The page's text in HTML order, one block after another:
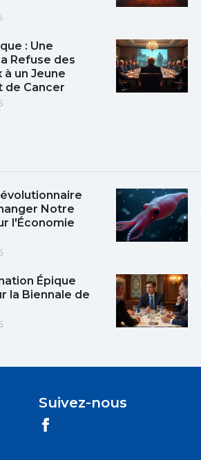
: Une
Refuse des
à un Jeune
de Cancer
Notre
l'Économie
Épique
la Biennale de
Suivez-nous